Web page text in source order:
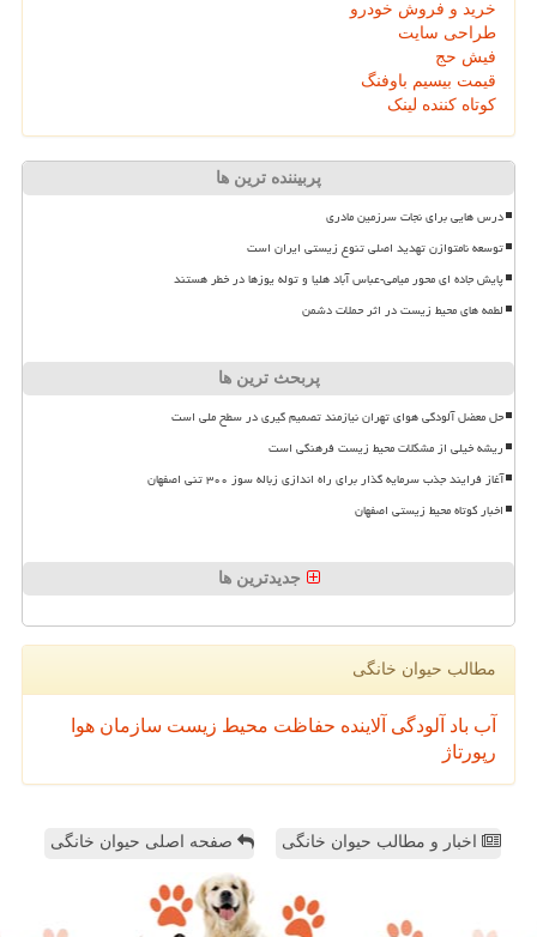
خرید و فروش خودرو
طراحی سایت
فیش حج
قیمت بیسیم باوفنگ
کوتاه کننده لینک
پربیننده ترین ها
درس هایی برای نجات سرزمین مادری
توسعه نامتوازن تهدید اصلی تنوع زیستی ایران است
پایش جاده ای محور میامی-عباس آباد هلیا و توله یوزها در خطر هستند
لطمه های محیط زیست در اثر حملات دشمن
پربحث ترین ها
حل معضل آلودگی هوای تهران نیازمند تصمیم گیری در سطح ملی است
ریشه خیلی از مشکلات محیط زیست فرهنگی است
آغاز فرایند جذب سرمایه گذار برای راه اندازی زباله سوز ۳۰۰ تنی اصفهان
اخبار کوتاه محیط زیستی اصفهان
جدیدترین ها
مطالب حیوان خانگی
آب باد آلودگی آلاینده حفاظت محیط زیست سازمان هوا
رپورتاژ
اخبار و مطالب حیوان خانگی صفحه اصلی حیوان خانگی